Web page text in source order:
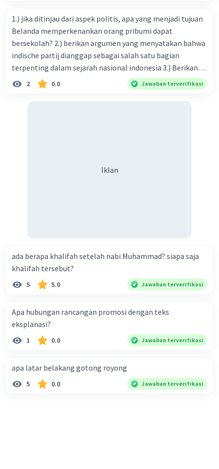
1.) jika ditinjau dari aspek politis, apa yang menjadi tujuan
Belanda memperkenankan orang pribumi dapat
bersekolah? 2.) berikan argumen yang menyatakan bahwa
indische partij dianggap sebagai salah satu bagian
terpenting dalam sejarah nasional indonesia 3.) Berikan
argumen yang menyatakan bahwa Perhimpunan
Indonesia dianggap sebagai salah satu bagian terpenting
2 0.0 Jawaban terverifikasi
Iklan
ada berapa khalifah setelah nabi Muhammad? siapa saja
khalifah tersebut?
5 5.0 Jawaban terverifikasi
Apa hubungan rancangan promosi dengan teks
eksplanasi?
1 0.0 Jawaban terverifikasi
apa latar belakang gotong royong
5 0.0 Jawaban terverifikasi